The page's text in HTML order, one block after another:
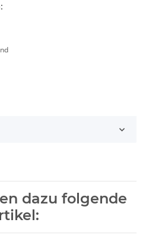
dazu folgende